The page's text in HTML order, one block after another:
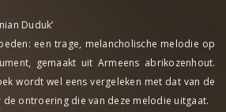
Duduk’
een trage, melancholische melodie op
gemaakt uit Armeens abrikozenhout.
wordt wel eens vergeleken met dat van de
de ontroering die van deze melodie uitgaat.